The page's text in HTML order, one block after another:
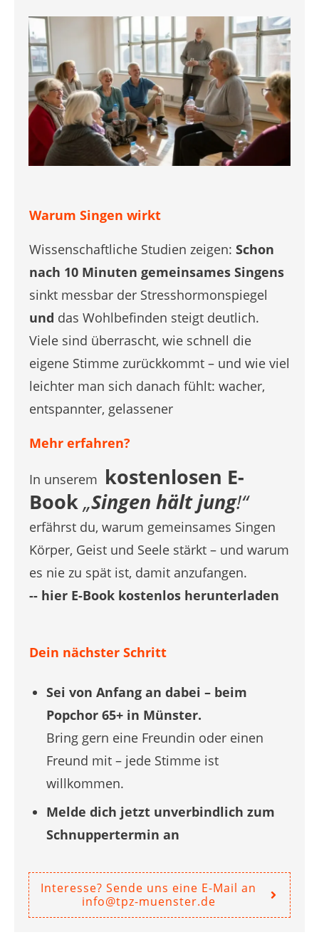
Warum Singen wirkt
Wissenschaftliche Studien zeigen: Schon
nach 10 Minuten gemeinsames Singens
sinkt messbar der Stresshormonspiegel
und das Wohlbefinden steigt deutlich.
Viele sind überrascht, wie schnell die
eigene Stimme zurückkommt – und wie viel
leichter man sich danach fühlt: wacher,
entspannter, gelassener
Mehr erfahren?
In unserem kostenlosen E-
Book„Singen hält jung!“
erfährst du, warum gemeinsames Singen
Körper, Geist und Seele stärkt – und warum
es nie zu spät ist, damit anzufangen.
-- hier E-Book kostenlos herunterladen
Dein nächster Schritt
Sei von Anfang an dabei – beim
Popchor 65+ in Münster.
Bring gern eine Freundin oder einen
Freund mit – jede Stimme ist
willkommen.
Melde dich jetzt unverbindlich zum
Schnuppertermin an
Interesse? Sende uns eine E-Mail an
info@tpz-muenster.de